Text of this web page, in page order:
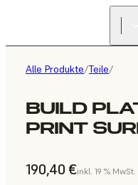
Alle Produkte/Teile/
BUILD
PRINT
190,40 €inkl. 19 % MwSt.